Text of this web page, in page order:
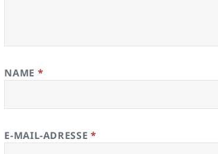
NAME *
E-MAIL-ADRESSE *